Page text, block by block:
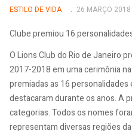
ESTILO DE VIDA 26 MARÇO 2018
Clube premiou 16
O Lions Club do Rio de Janeiro
2017-2018 em uma cerimônia
premiadas as 16
destacaram durante os anos. A
categorias. Todos os nomes
representam diversas regiões